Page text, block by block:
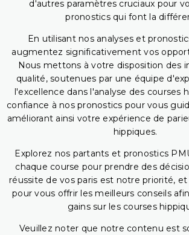
d'autres paramètres cruciaux pour
pronostics qui font la
En utilisant nos analyses et
augmentez significativement vos
Nous mettons à votre disposition des
qualité, soutenues par une équipe
l'excellence dans l'analyse des courses
confiance à nos pronostics pour vous
améliorant ainsi votre expérience de
hippiques.
Explorez nos partants et pronostics
chaque course pour prendre des
réussite de vos paris est notre priorité,
pour vous offrir les meilleurs conseils
gains sur les courses
Veuillez noter que notre contenu est